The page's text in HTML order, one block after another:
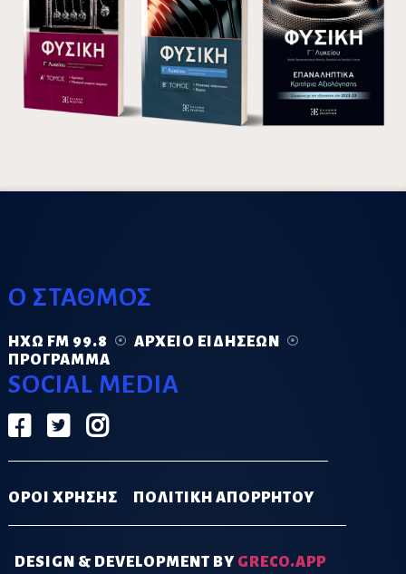
Ο ΣΤΑΘΜΟΣ
ΗΧΏ FM 99.8
ΑΡΧΕΊΟ ΕΙΔΉΣΕΩΝ
ΠΡΌΓΡΑΜΜΑ
SOCIAL MEDIA
ΟΡΟΙ ΧΡΗΣΗΣ ΠΟΛΙΤΙΚΗ ΑΠΟΡΡΗΤΟΥ
DESIGN & DEVELOPMENT BY GRECO.APP